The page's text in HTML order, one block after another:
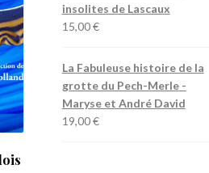
insolites de Lascaux
15,00€
La Fabuleuse histoire de la
grotte du Pech-Merle-
Maryse et André David
19,00€